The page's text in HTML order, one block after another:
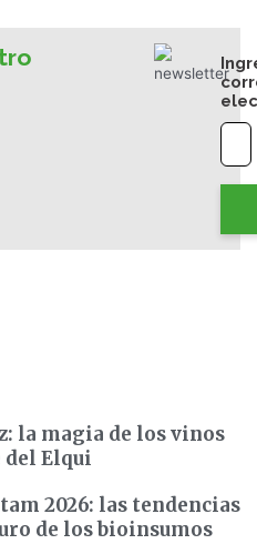
la magia de los vinos
del Elqui
2026: las tendencias
de los bioinsumos